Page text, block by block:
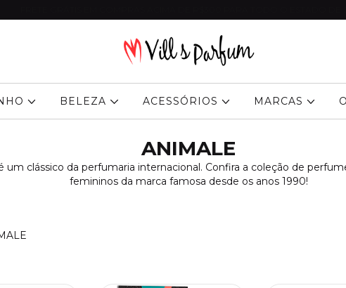
BELEZA ACESSÓRIOS MARCAS
ANIMALE
um clássico da perfumaria internacional. Confira a coleção de
femininos da marca famosa desde os anos 1990!